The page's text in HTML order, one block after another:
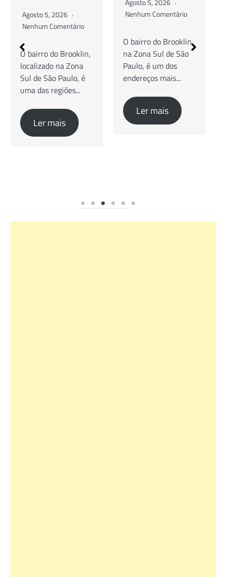
Nenhum Comentário
O bairro do Brooklin,
na Zona Sul de São
Paulo, é um dos
endereços mais...
Ler mais
Agosto 5, 2026
Guia Completo de
Cafés Especiais,
Brunch e Coworking
na Zona Sul...